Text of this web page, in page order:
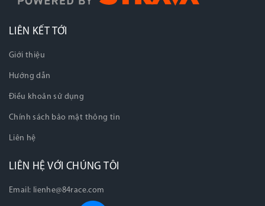
LIÊN KẾT TỚI
Giới thiệu
Hướng dẫn
Điều khoản sử dụng
Chính sách bảo mật thông tin
Liên hệ
LIÊN HỆ VỚI CHÚNG TÔI
Email: lienhe@84race.com